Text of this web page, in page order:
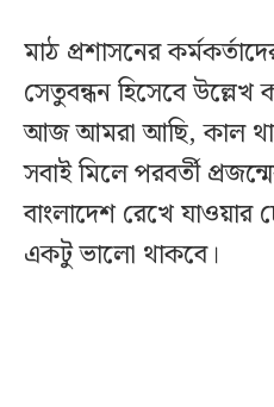
মাঠ প্রশাসনের
সেতুবন্ধন হিসেবে উল্লেখ
আজ আমরা আছি, কাল
সবাই মিলে পরবর্তী
বাংলাদেশ রেখে যাওয়ার
একটু ভালো থাকবে।